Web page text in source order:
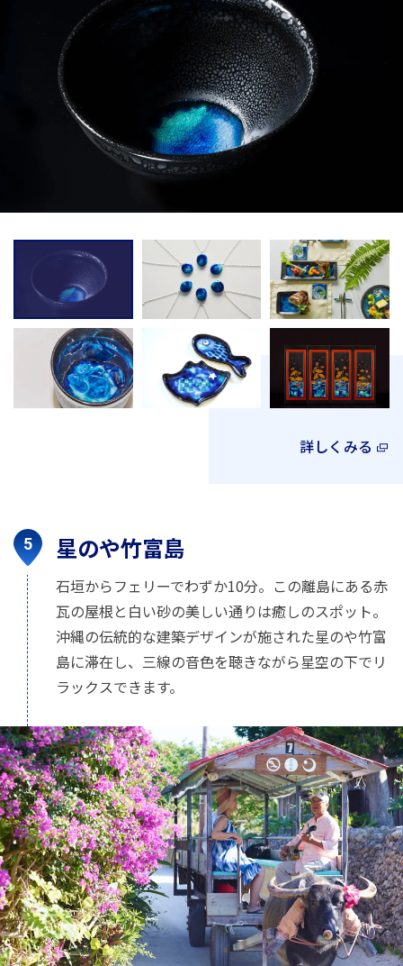
詳しくみる
星のや竹富島
石垣からフェリーでわずか10分。この離島にある赤
瓦の屋根と白い砂の美しい通りは癒しのスポット。
沖縄の伝統的な建築デザインが施された星のや竹富
島に滞在し、三線の音色を聴きながら星空の下でリ
ラックスできます。